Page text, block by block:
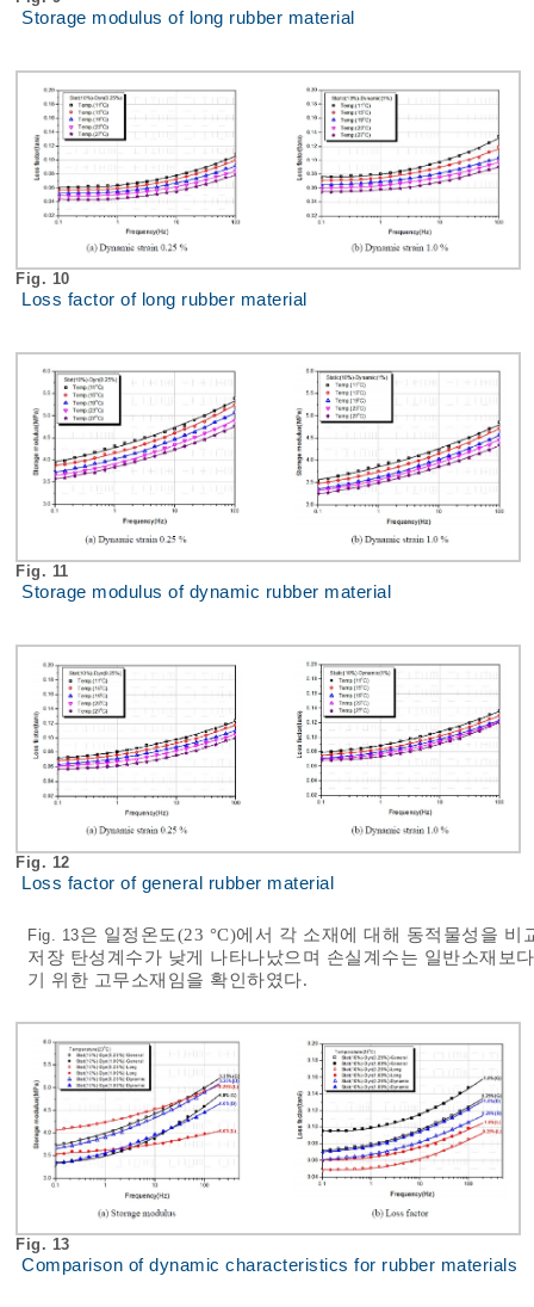
Storage modulus of long rubber material
Fig. 10
Loss factor of long rubber material
Fig. 11
Storage modulus of dynamic rubber material
Fig. 12
Loss factor of general rubber material
Fig. 13은 일정온도(23 °C)에서 각 소재에 대해 동적물성을
저장 탄성계수가 낮게 나타나났으며 손실계수는 일반소재보
기 위한 고무소재임을 확인하였다.
Fig. 13
Comparison of dynamic characteristics for rubber materials